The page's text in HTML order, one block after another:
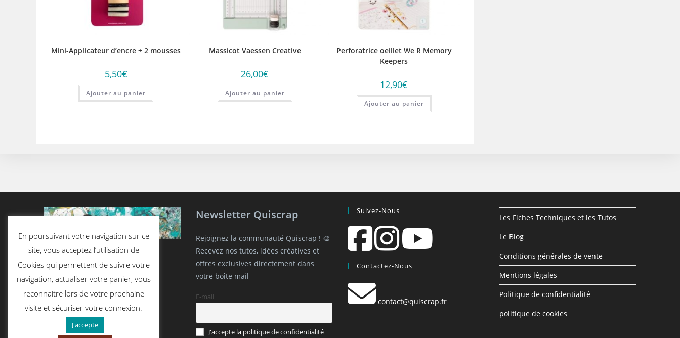
Mini-Applicateur d’encre + 2 mousses
5,50€
Ajouter au panier
Massicot Vaessen Creative
26,00€
Ajouter au panier
Perforatrice oeillet We R Memory
Keepers
12,90€
Ajouter au panier
Newsletter Quiscrap
Rejoignez la communauté Quiscrap ! 🎨
Recevez nos tutos, idées créatives et
offres exclusives directement dans
votre boîte mail
E-mail
J'accepte la politique de confidentialité
Suivez-Nous
Contactez-Nous
contact@quiscrap.fr
Les Fiches Techniques et les Tutos
Le Blog
Conditions générales de vente
Mentions légales
Politique de confidentialité
politique de cookies
En poursuivant votre navigation sur ce
site, vous acceptez l’utilisation de
Cookies qui permettent de suivre votre
navigation, actualiser votre panier, vous
reconnaitre lors de votre prochaine
visite et sécuriser votre connexion.
J'accepte